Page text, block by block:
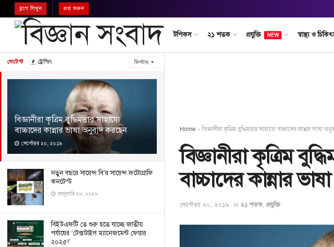
লেটেস্ট ট্রেন্ডিং ফিল্টার
বিজ্ঞানীরা কৃত্রিম বুদ্ধিমত্তার সাহায্যে
বাচ্চাদের কান্নার ভাষা অনুবাদ করছেন
সেপ্টেম্বর ২০, ২০১৯
নতুন বছরে সায়েন্স বি’র সায়েন্স ফটোগ্রাফি
কনটেস্ট
জানুয়ারি ২৮, ২০২৬
বিইউএফটি তে শুরু হতে যাচ্ছে জাতীয়
পর্যায়ের ‘টেক্সটাইল ম্যানেজমেন্ট ফেয়ার
২০২৫!’
ব্লগে লিখুন প্রশ্ন করুন
টপিকস ২১ শতক প্রযুক্তি NEW স্বাস্থ্য ও
Home »বিজ্ঞানীরা কৃত্রিম বুদ্ধিমত্তার সাহায্যে বাচ্চাদের কান্নার ভাষা
বিজ্ঞানীরা কৃত্রিম
বাচ্চাদের কান্নার
সেপ্টেম্বর ২০, ২০১৯ in ২১ শতক, প্রযুক্তি